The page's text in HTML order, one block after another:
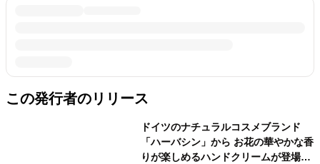
この発行者のリリース
ドイツのナチュラルコスメブランド
「ハーバシン」から お花の華やかな香
りが楽しめるハンドクリームが登場！